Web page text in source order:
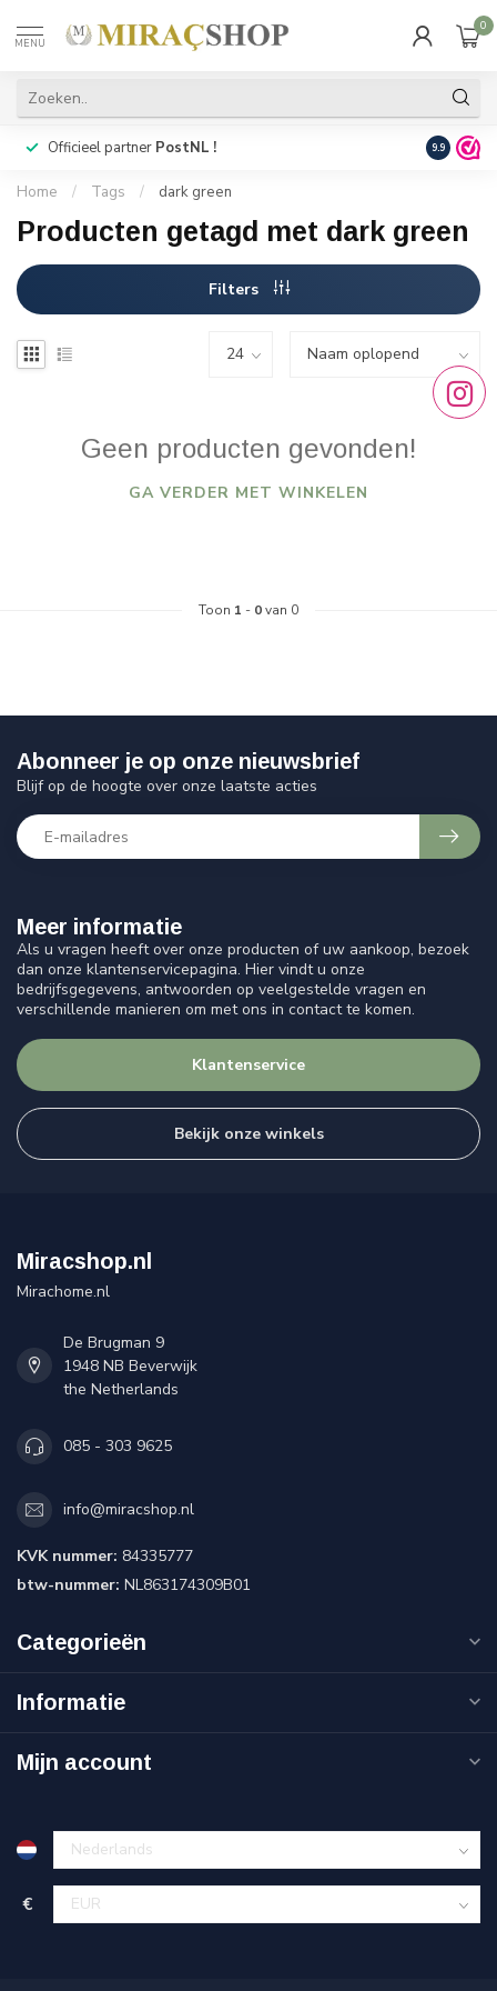
MENU
0
Officieel partner PostNL ! Snelle
9.9
Home / Tags / dark green
Producten getagd met dark green
Filters
Geen producten gevonden!
GA VERDER MET WINKELEN
Toon 1 - 0van 0
Meer informatie
Als u vragen heeft over onze producten of uw aankoop, bezoek
dan onze klantenservicepagina. Hier vindt u onze
bedrijfsgegevens, antwoorden op veelgestelde vragen en
verschillende manieren om met ons in contact te komen.
Klantenservice
Bekijk onze winkels
Abonneer je op onze nieuwsbrief
Blijf op de hoogte over onze laatste acties
Miracshop.nl
Mirachome.nl
De Brugman 9
1948 NB Beverwijk
the Netherlands
085 - 303 9625
info@miracshop.nl
KVK nummer: 84335777
btw-nummer: NL863174309B01
Categorieën
Informatie
Mijn account
€